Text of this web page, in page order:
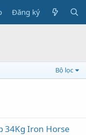
Đăng ký
Bộ lọc
34Kg Iron Horse